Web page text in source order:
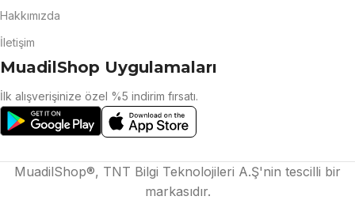
Hakkımızda
İletişim
MuadilShop Uygulamaları
İlk alışverişinize özel %5 indirim fırsatı.
MuadilShop®, TNT Bilgi Teknolojileri A.Ş'nin tescilli bir
markasıdır.